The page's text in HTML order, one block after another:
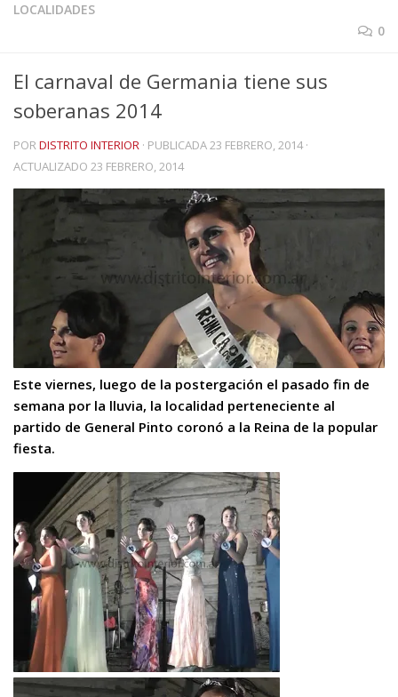
LOCALIDADES
0
El carnaval de Germania tiene sus
soberanas 2014
PORDISTRITO INTERIOR · PUBLICADA23 FEBRERO, 2014·
ACTUALIZADO 23 FEBRERO, 2014
Este viernes, luego de la postergación el pasado fin de
semana por la lluvia, la localidad perteneciente al
partido de General Pinto coronó a la Reina de la popular
fiesta.